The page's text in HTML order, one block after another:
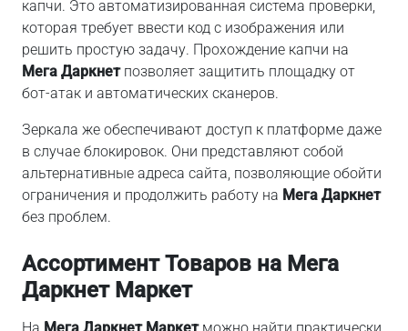
капчи. Это автоматизированная система проверки,
которая требует ввести код с изображения или
решить простую задачу. Прохождение капчи на
Мега Даркнетпозволяет защитить площадку от
бот-атак и автоматических сканеров.
Зеркала же обеспечивают доступ к платформе даже
в случае блокировок. Они представляют собой
альтернативные адреса сайта, позволяющие обойти
ограничения и продолжить работу на Мега Даркнет
без проблем.
Ассортимент Товаров на Мега
Даркнет Маркет
На Мега Даркнет Маркетможно найти практически